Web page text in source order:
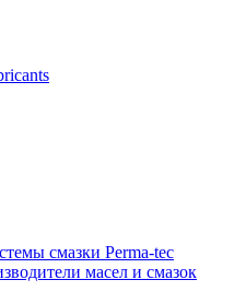
смазки Perma-tec
масел и смазок